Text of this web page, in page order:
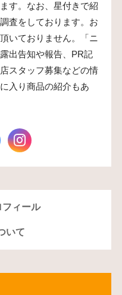
す。なお、星付きで紹
査をしております。お
いておりません。「ニ
出告知や報告、PR記
スタッフ募集などの情
入り商品の紹介もあ
フィール
いて